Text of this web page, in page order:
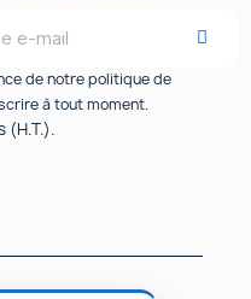
de notre politique de
à tout moment.
(H.T.).